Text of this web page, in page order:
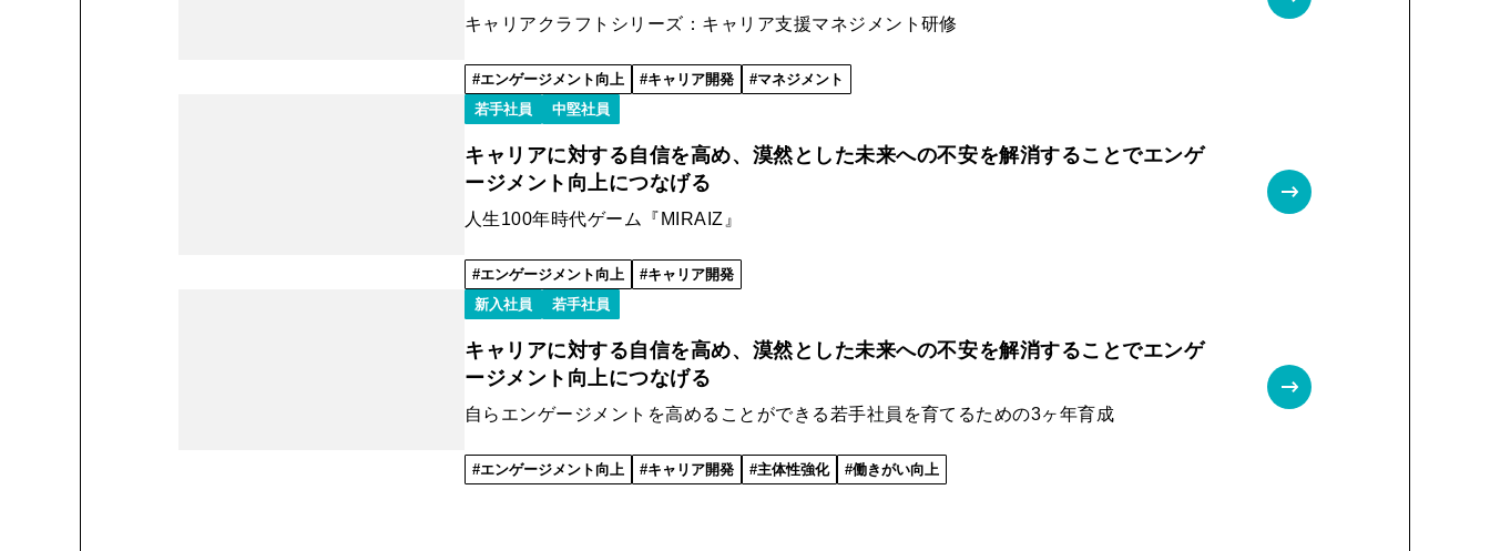
キャリアクラフトシリーズ：キャリア支援マネジメント研修
エンゲージメント向上 キャリア開発
マネジメント
若手社員
中堅社員
キャリアに対する自信を高め、漠然とした未来への不安を解消することでエンゲ
ージメント向上につなげる
人生100年時代ゲーム『MIRAIZ』
エンゲージメント向上
キャリア開発
新入社員
若手社員
キャリアに対する自信を高め、漠然とした未来への不安を解消することでエンゲ
ージメント向上につなげる
自らエンゲージメントを高めることができる若手社員を育てるための3ヶ年育成
エンゲージメント向上 キャリア開発 主体性強化 働きがい向上